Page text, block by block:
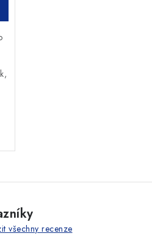
všechny recenze